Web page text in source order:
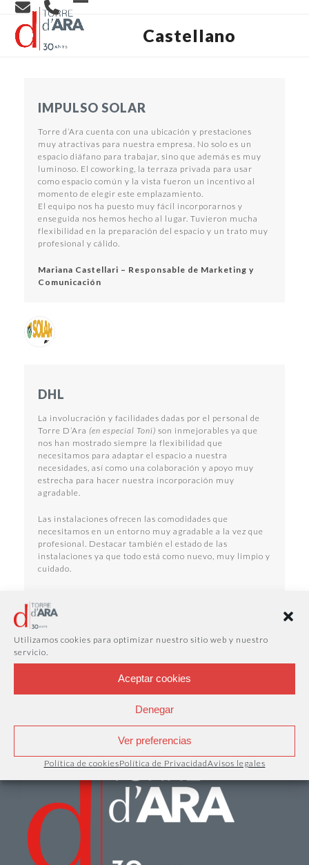
Utilizamos cookies para optimizar nuestro sitio web y nuestro
servicio.
Aceptar cookies
Denegar
Ver preferencias
Política de cookiesPolítica de PrivacidadAvisos legales
Skip
content
Open
Close
Castellano
IMPULSO SOLAR
Torre d’Ara cuenta con una ubicación y prestaciones
muy atractivas para nuestra empresa. No solo es un
espacio diáfano para trabajar, sino que además es muy
luminoso. El coworking, la terraza privada para usar
como espacio común y la vista fueron un incentivo al
momento de elegir este emplazamiento.
El equipo nos ha puesto muy fácil incorporarnos y
enseguida nos hemos hecho al lugar. Tuvieron mucha
flexibilidad en la preparación del espacio y un trato muy
profesional y cálido.
Mariana Castellari – Responsable de Marketing y
Comunicación
DHL
La involucración y facilidades dadas por el personal de
Torre D’Ara (en especial Toni) son inmejorables ya que
nos han mostrado siempre la flexibilidad que
necesitamos para adaptar el espacio a nuestra
necesidades, así como una colaboración y apoyo muy
estrecha para hacer nuestra incorporación muy
agradable.
Las instalaciones ofrecen las comodidades que
necesitamos en un entorno muy agradable a la vez que
profesional. Destacar también el estado de las
instalaciones ya que todo está como nuevo, muy limpio y
cuidado.
Director Iberia